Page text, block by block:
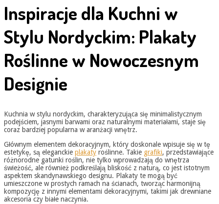
Inspiracje dla Kuchni w
Stylu Nordyckim: Plakaty
Roślinne w Nowoczesnym
Designie
Kuchnia w stylu nordyckim, charakteryzująca się minimalistycznym
podejściem, jasnymi barwami oraz naturalnymi materiałami, staje się
coraz bardziej popularna w aranżacji wnętrz.
Głównym elementem dekoracyjnym, który doskonale wpisuje się w tę
estetykę, są eleganckie plakaty roślinne. Takie grafiki, przedstawiające
różnorodne gatunki roślin, nie tylko wprowadzają do wnętrza
świeżość, ale również podkreślają bliskość z naturą, co jest istotnym
aspektem skandynawskiego designu. Plakaty te mogą być
umieszczone w prostych ramach na ścianach, tworząc harmonijną
kompozycję z innymi elementami dekoracyjnymi, takimi jak drewniane
akcesoria czy białe naczynia.